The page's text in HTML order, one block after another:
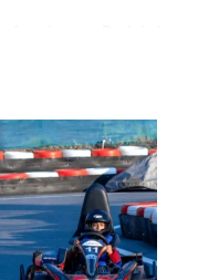
namens „Porcu
zu besichtigen.
mit
und Wein
hierbei um eine
für die ganze